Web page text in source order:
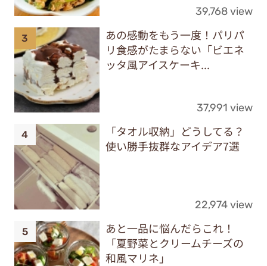
39,768 view
あの感動をもう一度！パリパ
リ食感がたまらない「ビエネ
ッタ風アイスケーキ...
37,991 view
「タオル収納」どうしてる？
使い勝手抜群なアイデア7選
22,974 view
あと一品に悩んだらこれ！
「夏野菜とクリームチーズの
和風マリネ」